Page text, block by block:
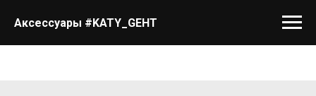
Аксессуары #KATY_GEHT